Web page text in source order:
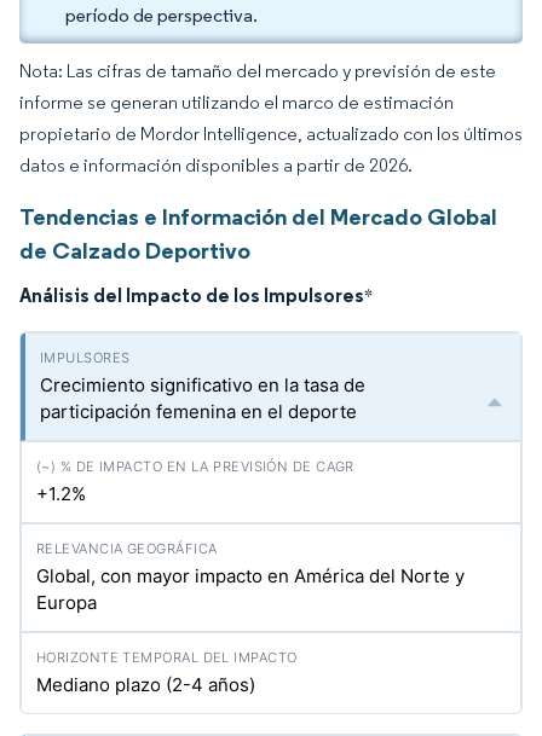
período de perspectiva.
Nota: Las cifras de tamaño del mercado y previsión de este
informe se generan utilizando el marco de estimación
propietario de Mordor Intelligence, actualizado con los últimos
datos e información disponibles a partir de 2026.
Tendencias e Información del Mercado Global
de Calzado Deportivo
Análisis del Impacto de los Impulsores*
Crecimiento significativo en la tasa de
participación femenina en el deporte
+1.2%
Global, con mayor impacto en América del Norte y
Europa
Mediano plazo (2-4 años)